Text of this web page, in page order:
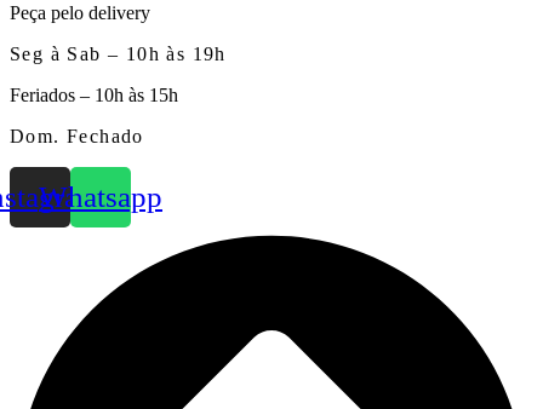
Peça pelo delivery
Seg à Sab – 10h às 19h
Feriados – 10h às 15h
Dom. Fechado
Whatsapp